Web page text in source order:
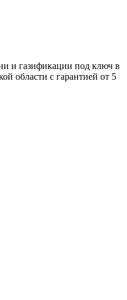
и газификации под ключ в
области с гарантией от 5